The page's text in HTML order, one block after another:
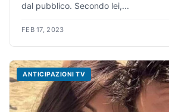
dal pubblico. Secondo lei,...
FEB 17, 2023
ANTICIPAZIONI TV